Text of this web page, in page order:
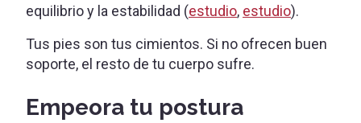
equilibrio y la estabilidad (estudio, estudio).
Tus pies son tus cimientos. Si no ofrecen buen
soporte, el resto de tu cuerpo sufre.
Empeora tu postura